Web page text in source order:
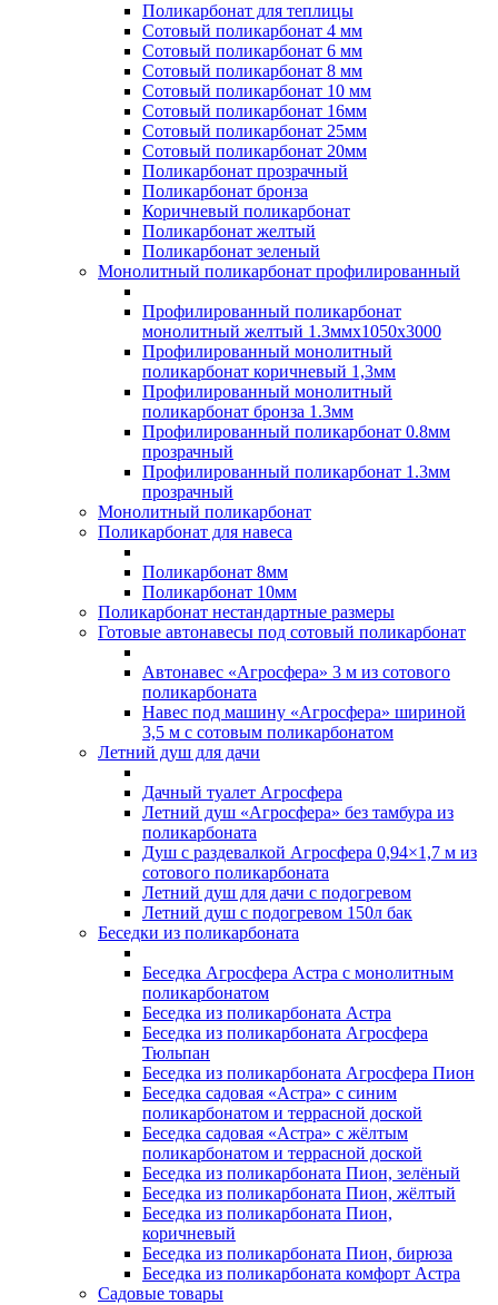
Поликарбонат для теплицы
Сотовый поликарбонат 4 мм
Сотовый поликарбонат 6 мм
Сотовый поликарбонат 8 мм
Сотовый поликарбонат 10 мм
Сотовый поликарбонат 16мм
Сотовый поликарбонат 25мм
Сотовый поликарбонат 20мм
Поликарбонат прозрачный
Поликарбонат бронза
Коричневый поликарбонат
Поликарбонат желтый
Поликарбонат зеленый
Монолитный поликарбонат профилированный
Профилированный поликарбонат
монолитный желтый 1.3ммх1050х3000
Профилированный монолитный
поликарбонат коричневый 1,3мм
Профилированный монолитный
поликарбонат бронза 1.3мм
Профилированный поликарбонат 0.8мм
прозрачный
Профилированный поликарбонат 1.3мм
прозрачный
Монолитный поликарбонат
Поликарбонат для навеса
Поликарбонат 8мм
Поликарбонат 10мм
Поликарбонат нестандартные размеры
Готовые автонавесы под сотовый поликарбонат
Автонавес «Агросфера» 3 м из сотового
поликарбоната
Навес под машину «Агросфера» шириной
3,5 м с сотовым поликарбонатом
Летний душ для дачи
Дачный туалет Агросфера
Летний душ «Агросфера» без тамбура из
поликарбоната
Душ с раздевалкой Агросфера 0,94×1,7 м из
сотового поликарбоната
Летний душ для дачи с подогревом
Летний душ с подогревом 150л бак
Беседки из поликарбоната
Беседка Агросфера Астра с монолитным
поликарбонатом
Беседка из поликарбоната Астра
Беседка из поликарбоната Агросфера
Тюльпан
Беседка из поликарбоната Агросфера Пион
Беседка садовая «Астра» с синим
поликарбонатом и террасной доской
Беседка садовая «Астра» с жёлтым
поликарбонатом и террасной доской
Беседка из поликарбоната Пион, зелёный
Беседка из поликарбоната Пион, жёлтый
Беседка из поликарбоната Пион,
коричневый
Беседка из поликарбоната Пион, бирюза
Беседка из поликарбоната комфорт Астра
Садовые товары